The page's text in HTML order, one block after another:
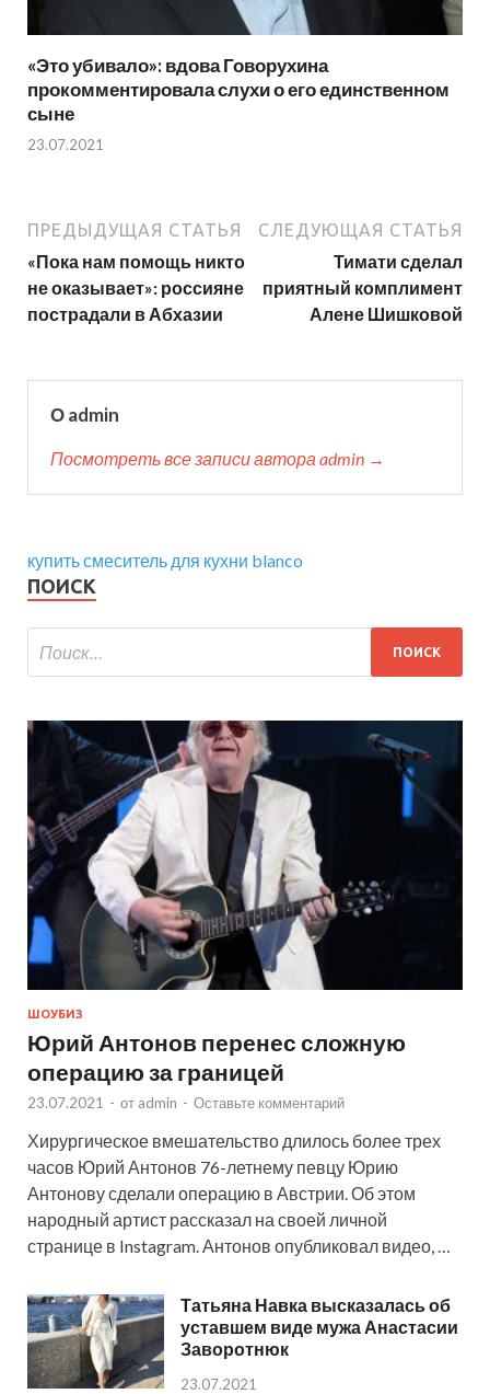
«Это убивало»: вдова Говорухина
прокомментировала слухи о его единственном
сыне
23.07.2021
ПРЕДЫДУЩАЯ СТАТЬЯ
«Пока нам помощь никто
не оказывает»: россияне
пострадали в Абхазии
СЛЕДУЮЩАЯ СТАТЬЯ
Тимати сделал
приятный комплимент
Алене Шишковой
О admin
Посмотреть все записи автора admin →
купить смеситель для кухни blanco
ПОИСК
ШОУБИЗ
Юрий Антонов перенес сложную
операцию за границей
23.07.2021 - от admin - Оставьте комментарий
Хирургическое вмешательство длилось более трех
часов Юрий Антонов 76-летнему певцу Юрию
Антонову сделали операцию в Австрии. Об этом
народный артист рассказал на своей личной
странице в Instagram. Антонов опубликовал видео, …
Татьяна Навка высказалась об
уставшем виде мужа Анастасии
Заворотнюк
23.07.2021